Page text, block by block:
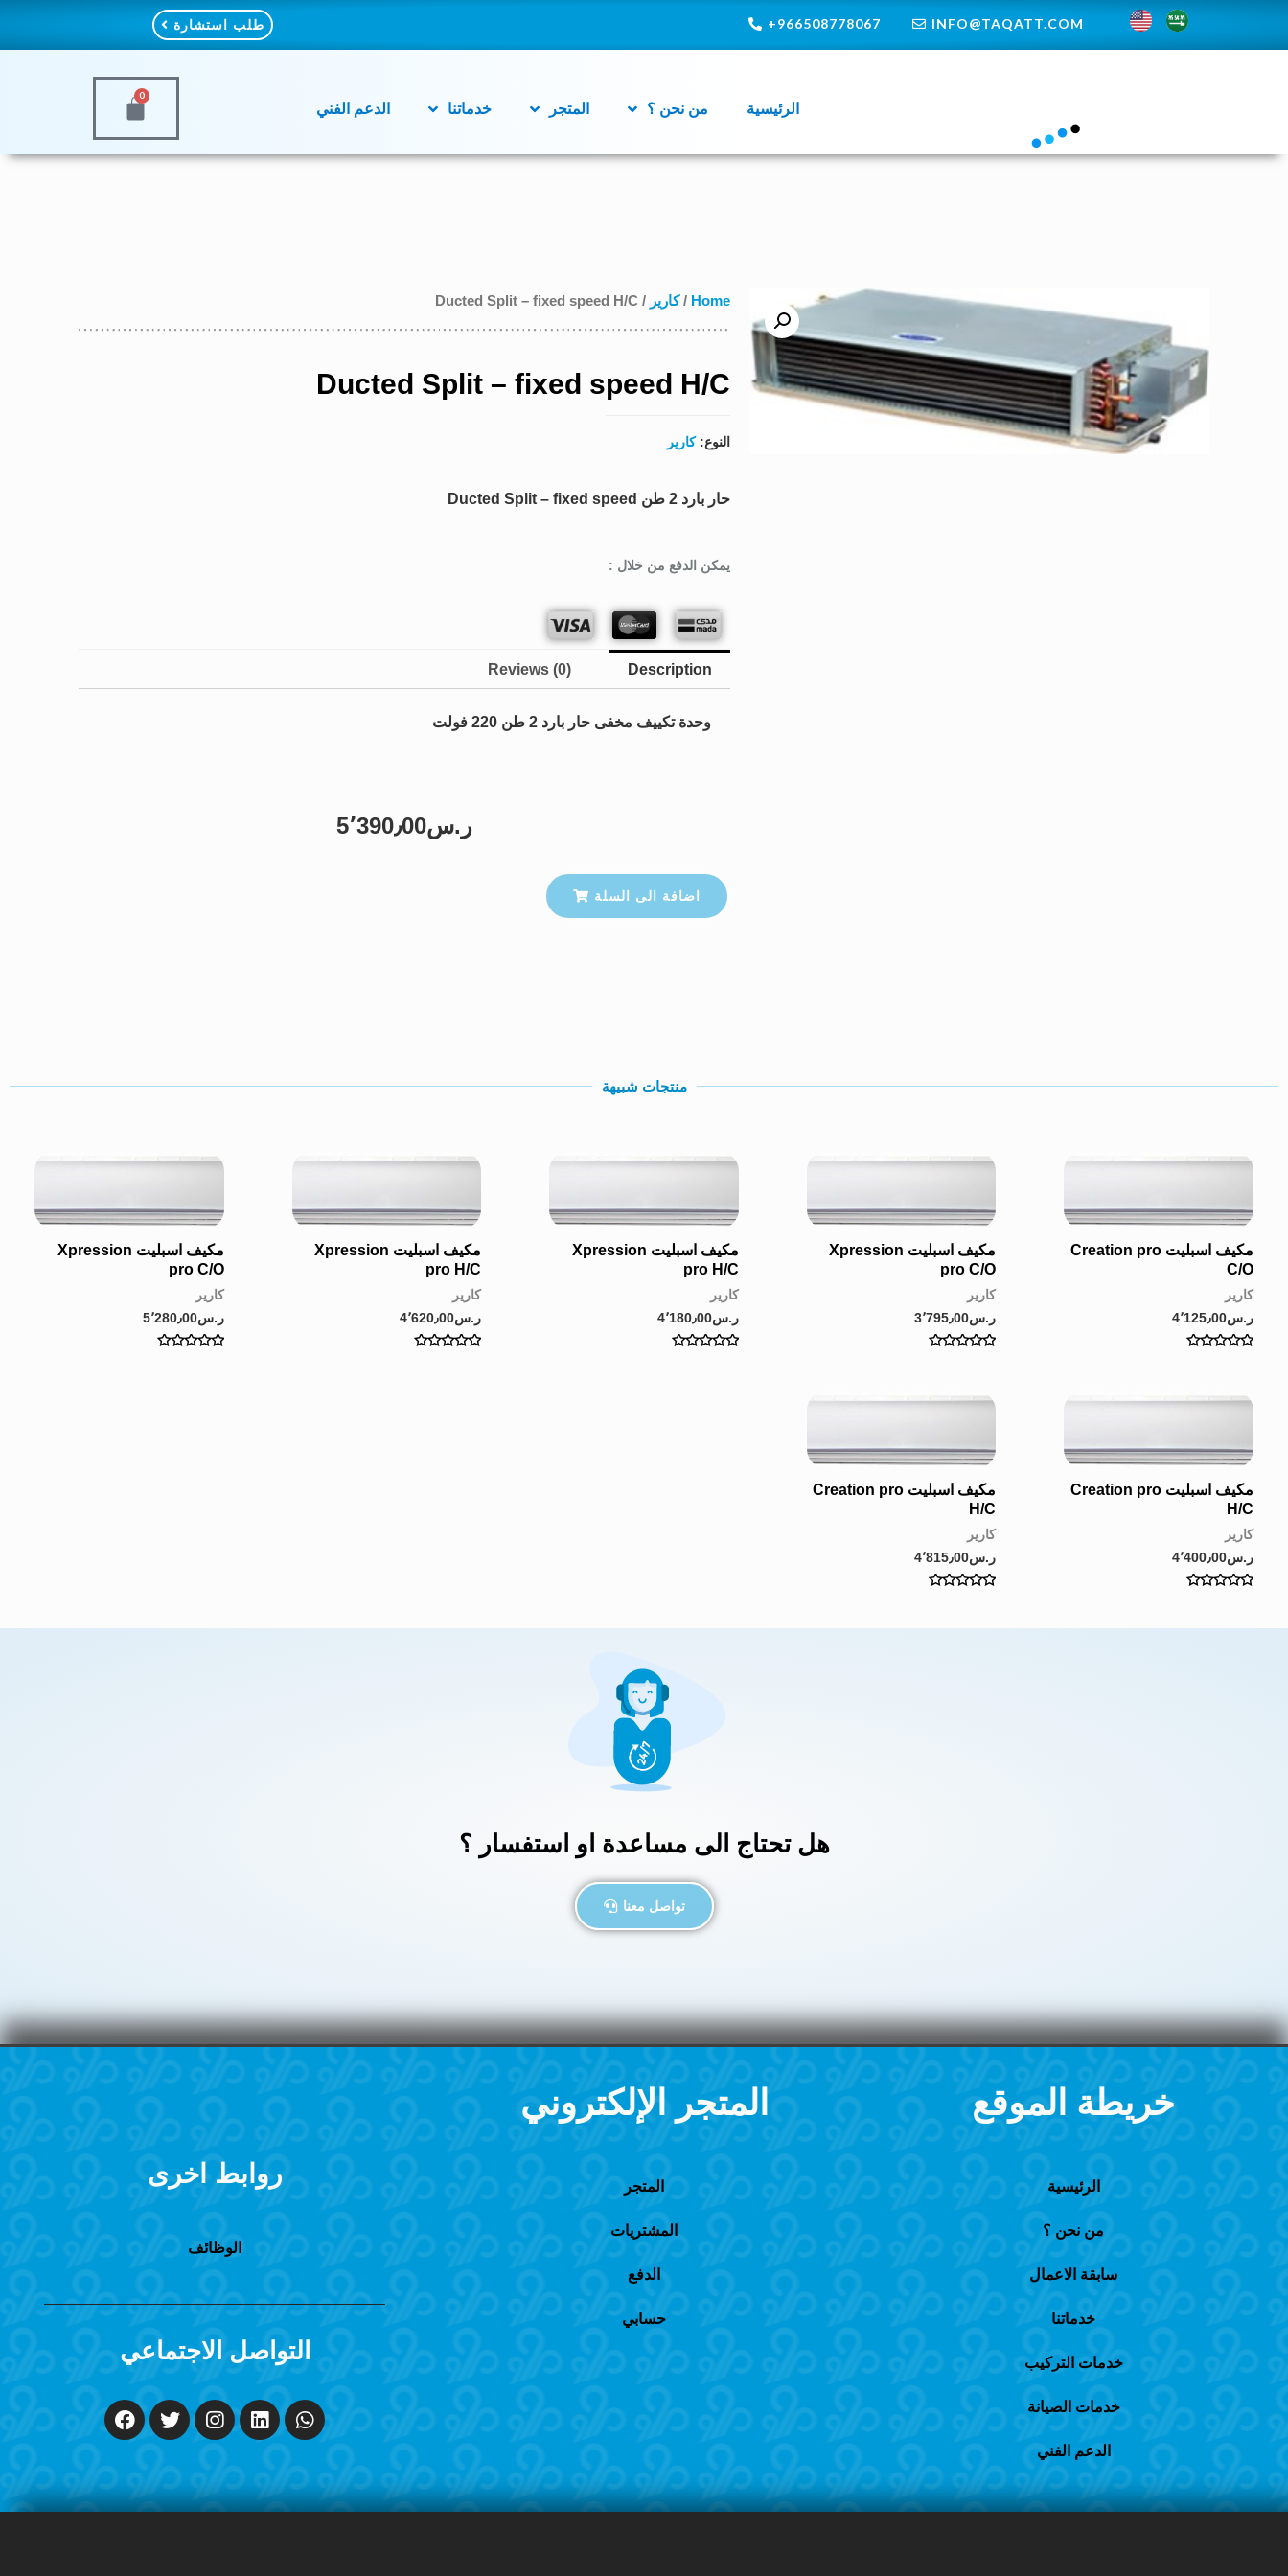
INFO@TAQATT.COM
966508778067+ طلب استشارة
الرئيسية من نحن ؟ المتجر خدماتنا الدعم الفني
0
Home
/كارير / Ducted Split – fixed speed H/C
Ducted Split – fixed speed H/C
النوع: كارير
حار بارد 2 طن Ducted Split – fixed speed
يمكن الدفع من خلال :
Description
Reviews (0)
وحدة تكييف مخفى حار بارد 2 طن 220 فولت
ر.س5٬390٫00
اضافة الى السلة
منتجات شبيهة
مكيف اسبليت Creation pro
C/O
كارير
ر.س4٬125٫00
of
5
مكيف اسبليت Xpression
pro C/O
كارير
ر.س3٬795٫00
of
5
مكيف اسبليت Xpression
pro H/C
كارير
ر.س4٬180٫00
مكيف اسبليت Xpression
pro H/C
كارير
ر.س4٬620٫00
مكيف اسبليت Xpression
pro C/O
كارير
ر.س5٬280٫00
مكيف اسبليت Creation pro
H/C
كارير
ر.س4٬400٫00
مكيف اسبليت Creation pro
H/C
كارير
ر.س4٬815٫00
هل تحتاج الى مساعدة او استفسار ؟
تواصل معنا
خريطة الموقع
الرئيسية
من نحن ؟
سابقة الاعمال
خدماتنا
خدمات التركيب
خدمات الصيانة
الدعم الفني
المتجر الإلكتروني
المتجر
المشتريات
الدفع
حسابي
روابط اخرى
الوظائف
التواصل الاجتماعي